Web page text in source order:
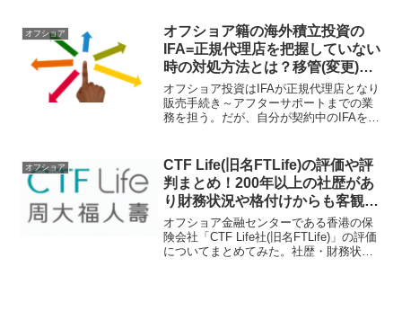
や将来的に非課税で年金を受け取れる商
品もあったりする。
オフショア
オフショア籍の海外積立投資の
IFA=正規代理店を把握していない
時の対処方法とは？移管(変更)し
て継続したり商品乗換するor解約
する！
オフショア投資はIFAが正規代理店となり
販売手続き～アフターサポートまでの業
務を担う。だが、自分が契約中のIFAを把
のIFAに移管(変更)をして、そのIFAにお世
話になれば良い。
オフショア
CTF Life(旧名FTLife)の評価や評
判まとめ！200年以上の社歴があ
り財務状況や格付けからも客観的
に契約をお勧めできる香港の保険
会社！
オフショア金融センターである香港の保
険会社「CTF Life社(旧名FTLife)」の評価
についてまとめてみた。社歴・財務状